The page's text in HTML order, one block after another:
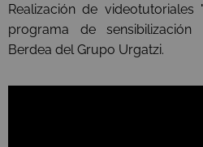
Realización de
programa de sensibilización
Berdea del Grupo Urgatzi.